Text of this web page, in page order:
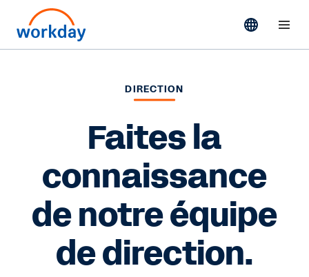
DIRECTION
Faites la
connaissance
de notre équipe
de direction.